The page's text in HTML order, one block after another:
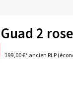
2 rose
199,00 €*ancien RLP